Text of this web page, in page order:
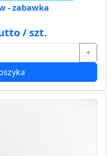
- zabawka
/ szt.
+